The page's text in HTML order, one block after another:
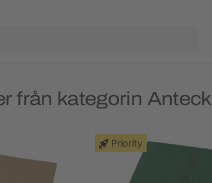
från kategorin
Priority